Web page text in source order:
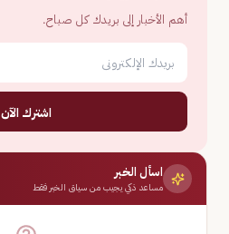
أهم الأخبار إلى بريدك كل صباح.
اشترك الآن
اسأل الخبر
مساعد ذكي يجيب من سياق الخبر فقط